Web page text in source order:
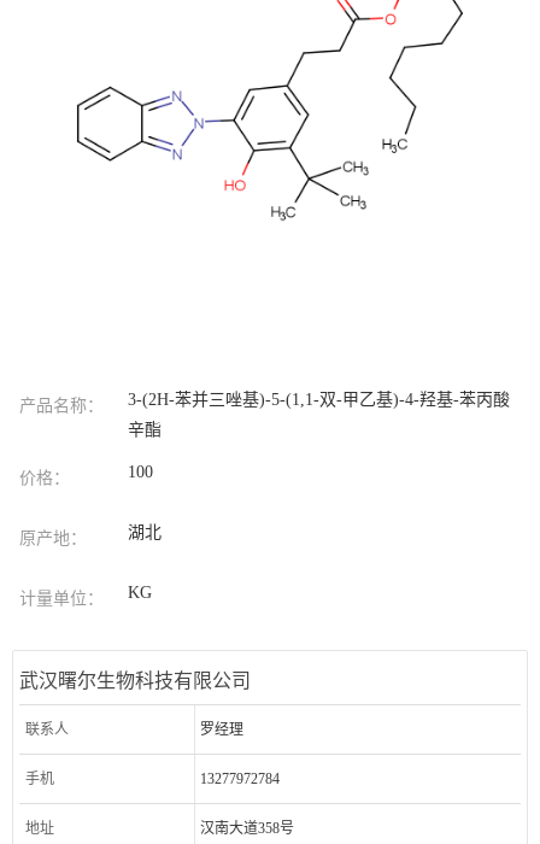
产品名称：
3-(2H-苯并三唑基)-5-(1,1-双-甲乙基)-4-羟基-苯丙酸
辛酯
价格： 100
原产地： 湖北
计量单位： KG
武汉曙尔生物科技有限公司
联系人 罗经理
手机 13277972784
地址 汉南大道358号